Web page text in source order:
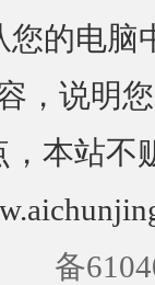
您的电
，说明
本站不
备